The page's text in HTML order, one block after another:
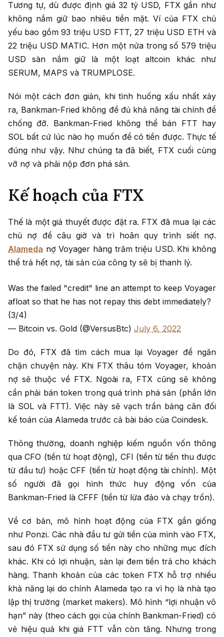
Tương tự, dù được định giá 32 tỷ USD, FTX gần như
không nắm giữ bao nhiêu tiền mặt. Ví của FTX chủ
yếu bao gồm 93 triệu USD FTT, 27 triệu USD ETH và
22 triệu USD MATIC. Hơn một nửa trong số 579 triệu
USD sàn nắm giữ là một loạt altcoin khác như
SERUM, MAPS và TRUMPLOSE.
Nói một cách đơn giản, khi tình huống xấu nhất xảy
ra, Bankman-Fried không để đủ khả năng tài chính để
chống đỡ. Bankman-Fried không thể bán FTT hay
SOL bất cứ lúc nào họ muốn để có tiền được. Thực tế
đúng như vậy. Như chúng ta đã biết, FTX cuối cùng
vỡ nợ và phải nộp đơn phá sản.
Kế hoạch của FTX
Thế là một giả thuyết được đặt ra. FTX đã mua lại các
chủ nợ để câu giờ và trì hoãn quy trình siết nợ.
Alameda nợ Voyager hàng trăm triệu USD. Khi không
thể trả hết nợ, tài sản của công ty sẽ bị thanh lý.
Was the failed "credit" line an attempt to keep Voyager
afloat so that he has not repay this debt immediately?
(3/4)
— Bitcoin vs. Gold (@VersusBtc) July 6, 2022
Do đó, FTX đã tìm cách mua lại Voyager để ngăn
chặn chuyện này. Khi FTX thâu tóm Voyager, khoản
nợ sẽ thuộc về FTX. Ngoài ra, FTX cũng sẽ không
cần phải bán token trong quá trình phá sản (phần lớn
là SOL và FTT). Việc này sẽ vạch trần bảng cân đối
kế toán của Alameda trước cả bài báo của Coindesk.
Thông thường, doanh nghiệp kiếm nguồn vốn thông
qua CFO (tiền từ hoạt động), CFI (tiền từ tiền thu được
từ đầu tư) hoặc CFF (tiền từ hoạt động tài chính). Một
số người đã gọi hình thức huy động vốn của
Bankman-Fried là CFFF (tiền từ lừa đảo và chạy trốn).
Về cơ bản, mô hình hoạt động của FTX gần giống
như Ponzi. Các nhà đầu tư gửi tiền của mình vào FTX,
sau đó FTX sử dụng số tiền này cho những mục đích
khác. Khi có lợi nhuận, sàn lại đem tiền trả cho khách
hàng. Thanh khoản của các token FTX hỗ trợ nhiều
khả năng lại do chính Alameda tạo ra vì họ là nhà tạo
lập thị trường (market makers). Mô hình “lợi nhuận vô
hạn” này (theo cách gọi của chính Bankman-Fried) có
vẻ hiệu quả khi giá FTT vẫn còn tăng. Nhưng trong